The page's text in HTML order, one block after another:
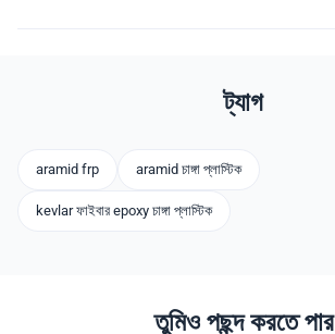
ট্যাগ
aramid frp aramid চাঙ্গা প্লাস্টিক
kevlar ফাইবার epoxy চাঙ্গা প্লাস্টিক
তুমিও পছন্দ করতে পার